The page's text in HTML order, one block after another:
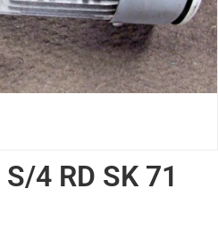
4 RD SK 71